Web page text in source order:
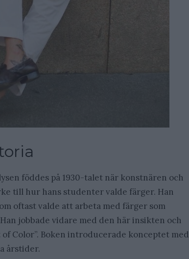
föddes på 1930-talet när konstnären och
till hur hans studenter valde färger. Han
oftast valde att arbeta med färger som
jobbade vidare med den här insikten och
of Color”. Boken introducerade konceptet med
årstider.